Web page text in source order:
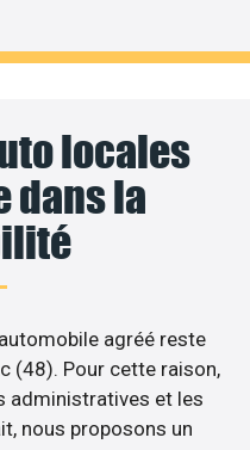
locales
dans la
agréé reste
(48). Pour cette raison,
administratives et les
nous proposons un